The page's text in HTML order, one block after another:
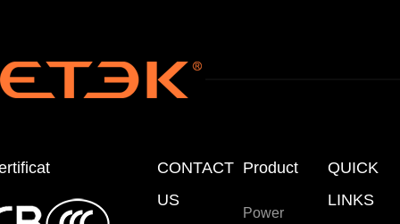
CONTACT
US
Product
Power
QUICK
LINKS